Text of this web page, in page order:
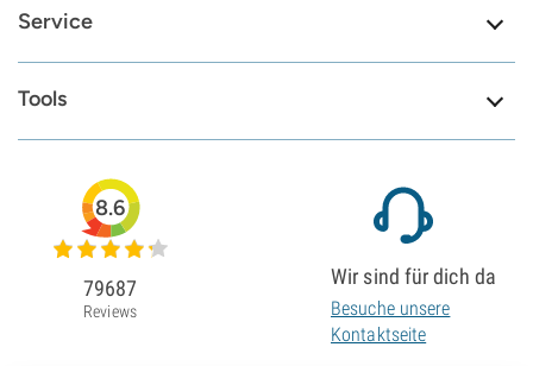
Service
Tools
8.6
79687
Reviews
Wir sind für dich da
Besuche unsere
Kontaktseite